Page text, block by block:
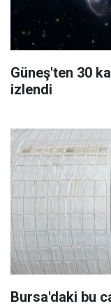
Güneş'ten 30
izlendi
Bursa'daki bu